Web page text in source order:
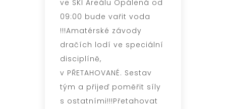
ve SKI Areálu Opálená od
09:00 bude vařit voda
!!!Amatérské závody
dračích lodí ve speciální
disciplíně,
v PŘETAHOVANÉ. Sestav
tým a přijeď poměřit síly
s ostatními!!!Přetahovat